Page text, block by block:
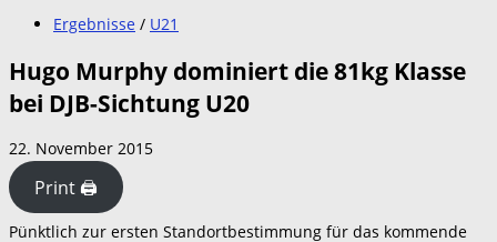
Ergebnisse / U21
Hugo Murphy dominiert die 81kg Klasse
bei DJB-Sichtung U20
22. November 2015
Print 🖨
Pünktlich zur ersten Standortbestimmung für das kommende